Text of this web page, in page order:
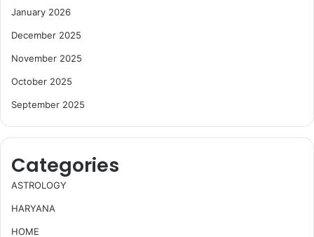
January 2026
December 2025
November 2025
October 2025
September 2025
Categories
ASTROLOGY
HARYANA
HOME